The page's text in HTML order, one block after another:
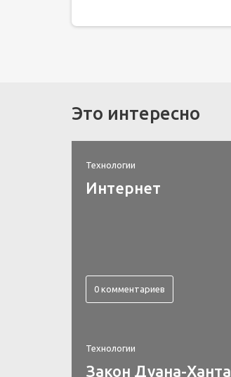
Это интересно
Технологии
Интернет
0 комментариев
Технологии
Закон Дуана-Ханта